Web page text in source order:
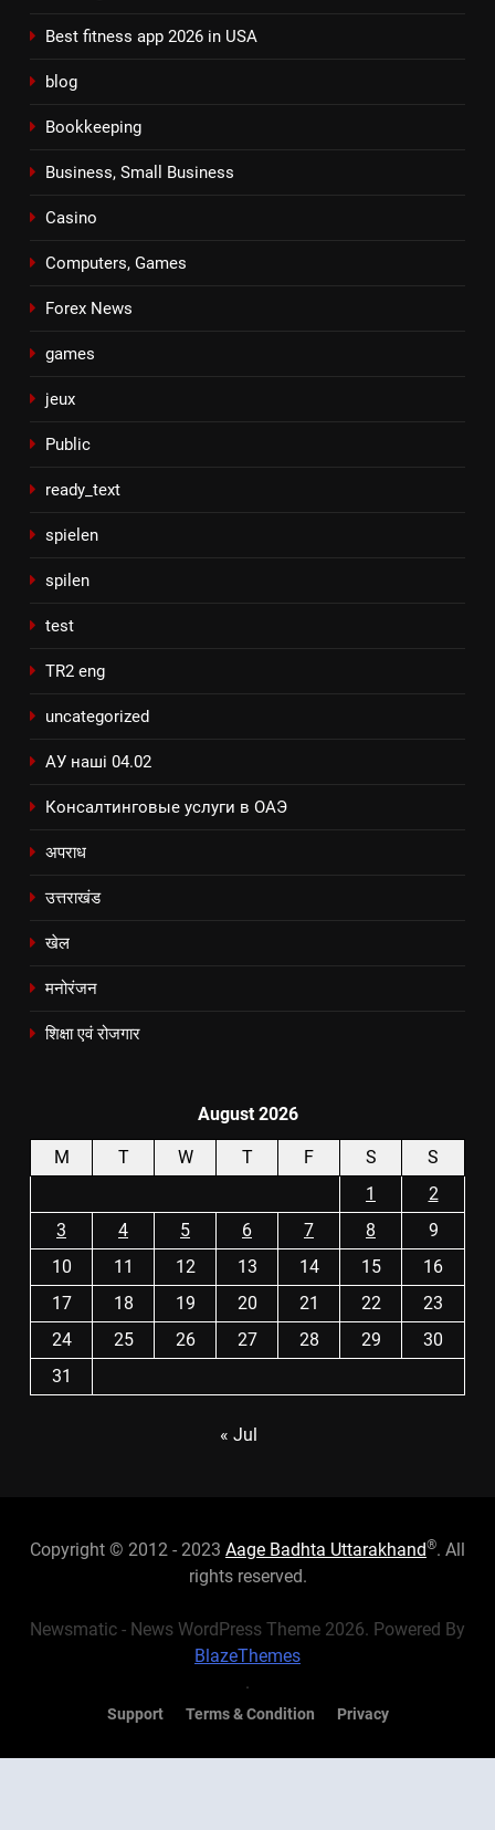
Best fitness app 2026 in USA
blog
Bookkeeping
Business, Small Business
Casino
Computers, Games
Forex News
games
jeux
Public
ready_text
spielen
spilen
test
TR2 eng
uncategorized
АУ наші 04.02
Консалтинговые услуги в ОАЭ
अपराध
उत्तराखंड
खेल
मनोरंजन
शिक्षा एवं रोजगार
August 2026
M T W T F S
S
1
2
3
4 5 6 7 8
9
10
11 12 13 14 15
16
17
18 19 20 21 22
23
24
25 26 27 28 29
30
31
« Jul
Copyright © 2012 - 2023 Aage Badhta Uttarakhand®. All
rights reserved.
Newsmatic - News WordPress Theme 2026. Powered By
BlazeThemes
.
Support Terms & Condition Privacy